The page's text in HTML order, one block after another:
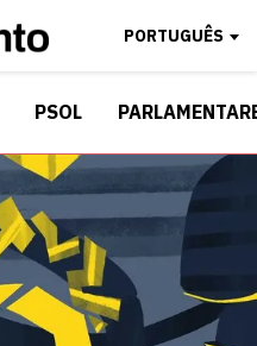
PORTUGUÊS
PSOL